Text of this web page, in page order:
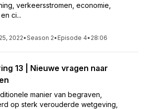
verkeersstromen, economie,
ci...
2022•Season 2• Episode 4• 28:06
13 | Nieuwe vragen naar
manier van begraven,
op sterk verouderde wetgeving,